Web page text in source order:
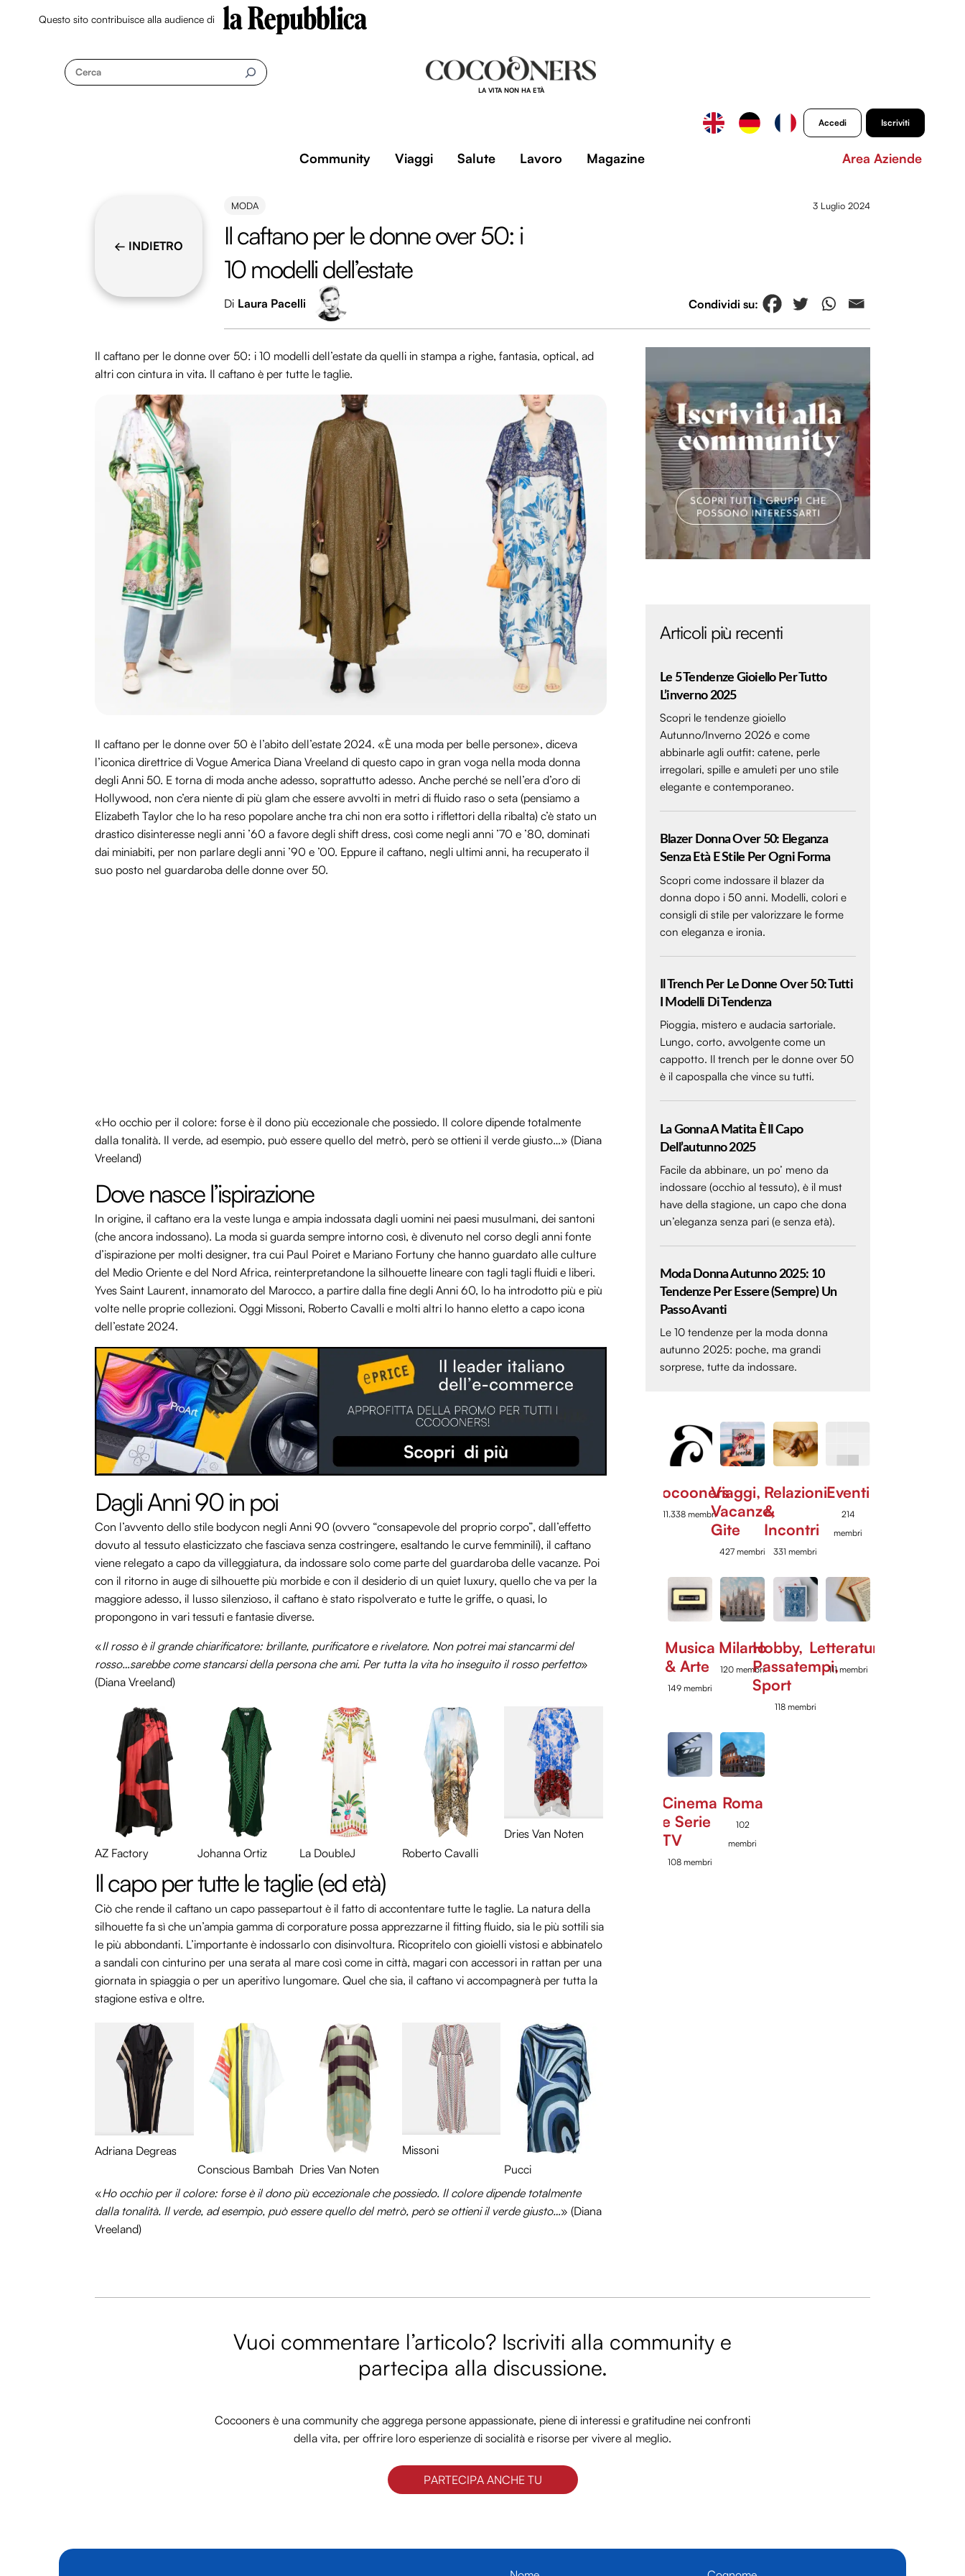
Questo sito contribuisce alla audience di
Cerca
LA VITA NON HA ETÀ
Accedi Iscriviti
Community Viaggi Salute Lavoro Magazine Area Aziende
← INDIETRO
MODA 3 Luglio 2024
Il caftano per le donne over 50: i
10 modelli dell’estate
Di Laura Pacelli
Il caftano per le donne over 50: i 10 modelli dell’estate da quelli in stampa a righe, fantasia, optical, ad
altri con cintura in vita. Il caftano è per tutte le taglie.
Il caftano per le donne over 50 è l’abito dell’estate 2024. «È una moda per belle persone», diceva
l’iconica direttrice di Vogue America Diana Vreeland di questo capo in gran voga nella moda donna
degli Anni 50. E torna di moda anche adesso, soprattutto adesso. Anche perché se nell’era d’oro di
Hollywood, non c’era niente di più glam che essere avvolti in metri di fluido raso o seta (pensiamo a
Elizabeth Taylor che lo ha reso popolare anche tra chi non era sotto i riflettori della ribalta) c’è stato un
drastico disinteresse negli anni ’60 a favore degli shift dress, così come negli anni ’70 e ’80, dominati
dai miniabiti, per non parlare degli anni ’90 e ’00. Eppure il caftano, negli ultimi anni, ha recuperato il
suo posto nel guardaroba delle donne over 50.
«Ho occhio per il colore: forse è il dono più eccezionale che possiedo. Il colore dipende totalmente
dalla tonalità. Il verde, ad esempio, può essere quello del metrò, però se ottieni il verde giusto…» (Diana
Vreeland)
Dove nasce l’ispirazione
In origine, il caftano era la veste lunga e ampia indossata dagli uomini nei paesi musulmani, dei santoni
(che ancora indossano). La moda si guarda sempre intorno così, è divenuto nel corso degli anni fonte
d’ispirazione per molti designer, tra cui Paul Poiret e Mariano Fortuny che hanno guardato alle culture
del Medio Oriente e del Nord Africa, reinterpretandone la silhouette lineare con tagli tagli fluidi e liberi.
Yves Saint Laurent, innamorato del Marocco, a partire dalla fine degli Anni 60, lo ha introdotto più e più
volte nelle proprie collezioni. Oggi Missoni, Roberto Cavalli e molti altri lo hanno eletto a capo icona
dell’estate 2024.
Dagli Anni 90 in poi
Con l’avvento dello stile bodycon negli Anni 90 (ovvero “consapevole del proprio corpo”, dall’effetto
dovuto al tessuto elasticizzato che fasciava senza costringere, esaltando le curve femminili), il caftano
viene relegato a capo da villeggiatura, da indossare solo come parte del guardaroba delle vacanze. Poi
con il ritorno in auge di silhouette più morbide e con il desiderio di un quiet luxury, quello che va per la
maggiore adesso, il lusso silenzioso, il caftano è stato rispolverato e tutte le griffe, o quasi, lo
propongono in vari tessuti e fantasie diverse.
«Il rosso è il grande chiarificatore: brillante, purificatore e rivelatore. Non potrei mai stancarmi del
rosso…sarebbe come stancarsi della persona che ami. Per tutta la vita ho inseguito il rosso perfetto»
(Diana Vreeland)
AZ Factory Johanna Ortiz La DoubleJ Roberto Cavalli
Dries Van Noten
Il capo per tutte le taglie (ed età)
Ciò che rende il caftano un capo passepartout è il fatto di accontentare tutte le taglie. La natura della
silhouette fa sì che un’ampia gamma di corporature possa apprezzarne il fitting fluido, sia le più sottili sia
le più abbondanti. L’importante è indossarlo con disinvoltura. Ricopritelo con gioielli vistosi e abbinatelo
a sandali con cinturino per una serata al mare così come in città, magari con accessori in rattan per una
giornata in spiaggia o per un aperitivo lungomare. Quel che sia, il caftano vi accompagnerà per tutta la
stagione estiva e oltre.
Adriana Degreas
Conscious Bambah Dries Van Noten
Missoni
Pucci
«Ho occhio per il colore: forse è il dono più eccezionale che possiedo. Il colore dipende totalmente
dalla tonalità. Il verde, ad esempio, può essere quello del metrò, però se ottieni il verde giusto…» (Diana
Vreeland)
Articoli più recenti
Le 5 Tendenze Gioiello Per Tutto
L’inverno 2025
Scopri le tendenze gioiello
Autunno/Inverno 2026 e come
abbinarle agli outfit: catene, perle
irregolari, spille e amuleti per uno stile
elegante e contemporaneo.
Blazer Donna Over 50: Eleganza
Senza Età E Stile Per Ogni Forma
Scopri come indossare il blazer da
donna dopo i 50 anni. Modelli, colori e
consigli di stile per valorizzare le forme
con eleganza e ironia.
Il Trench Per Le Donne Over 50: Tutti
I Modelli Di Tendenza
Pioggia, mistero e audacia sartoriale.
Lungo, corto, avvolgente come un
cappotto. Il trench per le donne over 50
è il capospalla che vince su tutti.
La Gonna A Matita È Il Capo
Dell’autunno 2025
Facile da abbinare, un po’ meno da
indossare (occhio al tessuto), è il must
have della stagione, un capo che dona
un’eleganza senza pari (e senza età).
Moda Donna Autunno 2025: 10
Tendenze Per Essere (sempre) Un
Passo Avanti
Le 10 tendenze per la moda donna
autunno 2025: poche, ma grandi
sorprese, tutte da indossare.
Cocooners
11.338 membri
Viaggi,
Vacanze,
Gite
427 membri
Relazioni
&
Incontri
331 membri
Eventi
214
membri
Musica
& Arte
149 membri
Milano
120 membri
Hobby,
Passatempi,
Sport
118 membri
Letteratura
111 membri
Cinema
e Serie
TV
108 membri
Roma
102
membri
Vuoi commentare l’articolo? Iscriviti alla community e
partecipa alla discussione.
Cocooners è una community che aggrega persone appassionate, piene di interessi e gratitudine nei confronti
della vita, per offrire loro esperienze di socialità e risorse per vivere al meglio.
PARTECIPA ANCHE TU